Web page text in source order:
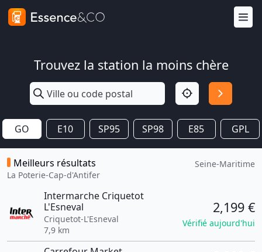
Trouvez la station la moins chère
GO E10 SP95 SP98 E85 GPL
Meilleurs résultats
La Poterie-Cap-d'Antifer
Seine-Maritime
Intermarche Criquetot
L'Esneval
Criquetot-L'Esneval
7,9 km
2,199 €
Vérifié aujourd'hui